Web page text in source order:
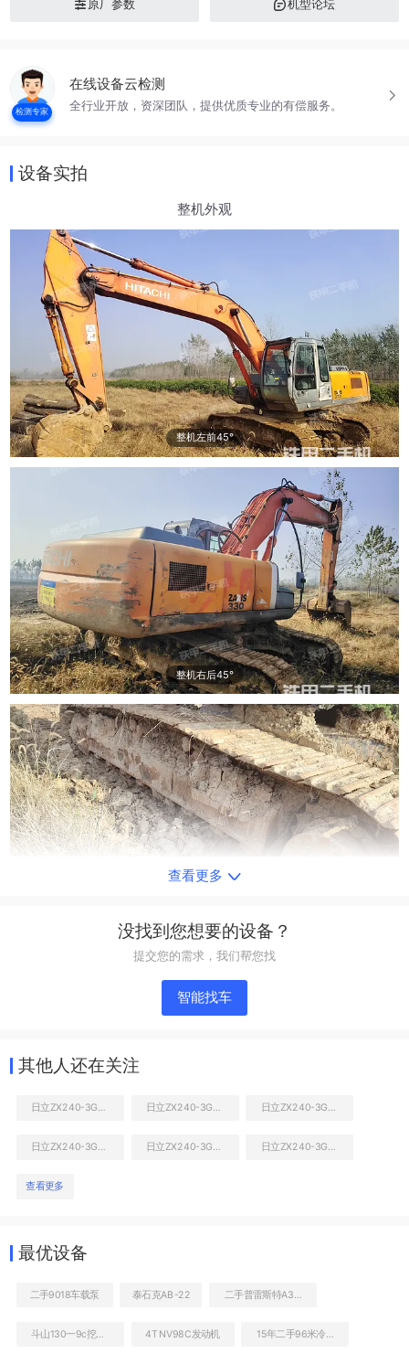
原厂参数 机型论坛
检测专家
在线设备云检测
全行业开放，资深团队，提供优质专业的有偿服务。
设备实拍
整机外观
整机左前45°
整机右后45°
液压泵舱室正面整体
查看更多
没找到您想要的设备？
提交您的需求，我们帮您找
智能找车
其他人还在关注
查看更多
最优设备
二手9018车载泵 泰石克AB-22
4TNV98C发动机